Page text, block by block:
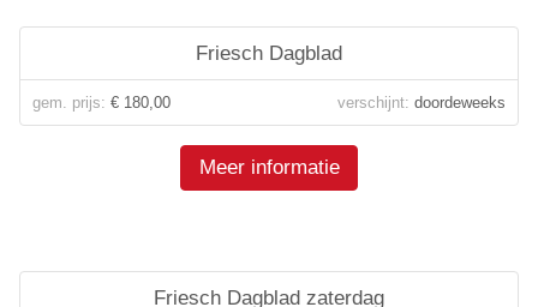
Friesch Dagblad
gem. prijs: € 180,00 verschijnt: doordeweeks
Meer informatie
Friesch Dagblad zaterdag